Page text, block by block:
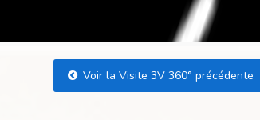
Voir la Visite 3V 360° précédente